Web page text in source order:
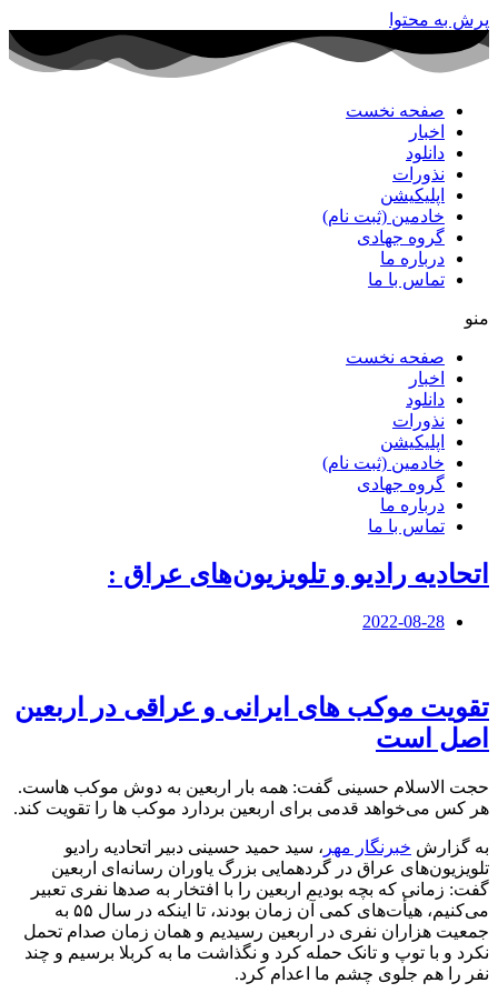
پرش به محتوا
صفحه نخست
اخبار
دانلود
نذورات
اپلیکیشن
خادمین (ثبت نام)
گروه جهادی
درباره ما
تماس با ما
منو
صفحه نخست
اخبار
دانلود
نذورات
اپلیکیشن
خادمین (ثبت نام)
گروه جهادی
درباره ما
تماس با ما
اتحادیه رادیو و تلویزیون‌های عراق :
2022-08-28
تقویت موکب های ایرانی و عراقی در اربعین
اصل است
حجت الاسلام حسینی گفت: همه بار اربعین به دوش موکب هاست.
هر کس می‌خواهد قدمی برای اربعین بردارد موکب ها را تقویت کند.
به گزارش خبرنگار مهر ، سید حمید حسینی دبیر اتحادیه رادیو
تلویزیون‌های عراق در گردهمایی بزرگ یاوران رسانه‌ای اربعین
گفت: زمانی که بچه بودیم اربعین را با افتخار به صدها نفری تعبیر
می‌کنیم، هیأت‌های کمی آن زمان بودند، تا اینکه در سال ۵۵ به
جمعیت هزاران نفری در اربعین رسیدیم و همان زمان صدام تحمل
نکرد و با توپ و تانک حمله کرد و نگذاشت ما به کربلا برسیم و چند
نفر را هم جلوی چشم ما اعدام کرد.